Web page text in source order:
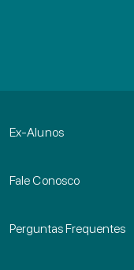
Ex-Alunos
Fale Conosco
Perguntas Frequentes